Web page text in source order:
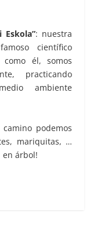
Eskola”: nuestra
científico
él, somos
practicando
ambiente
podemos
mariquitas, …
en árbol!